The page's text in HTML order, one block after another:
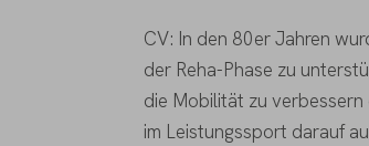
CV: In den 80er Jahren
der Reha-Phase zu
die Mobilität zu
im Leistungssport darauf